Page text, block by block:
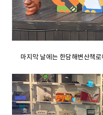
마지막 날에는 한담해변산책